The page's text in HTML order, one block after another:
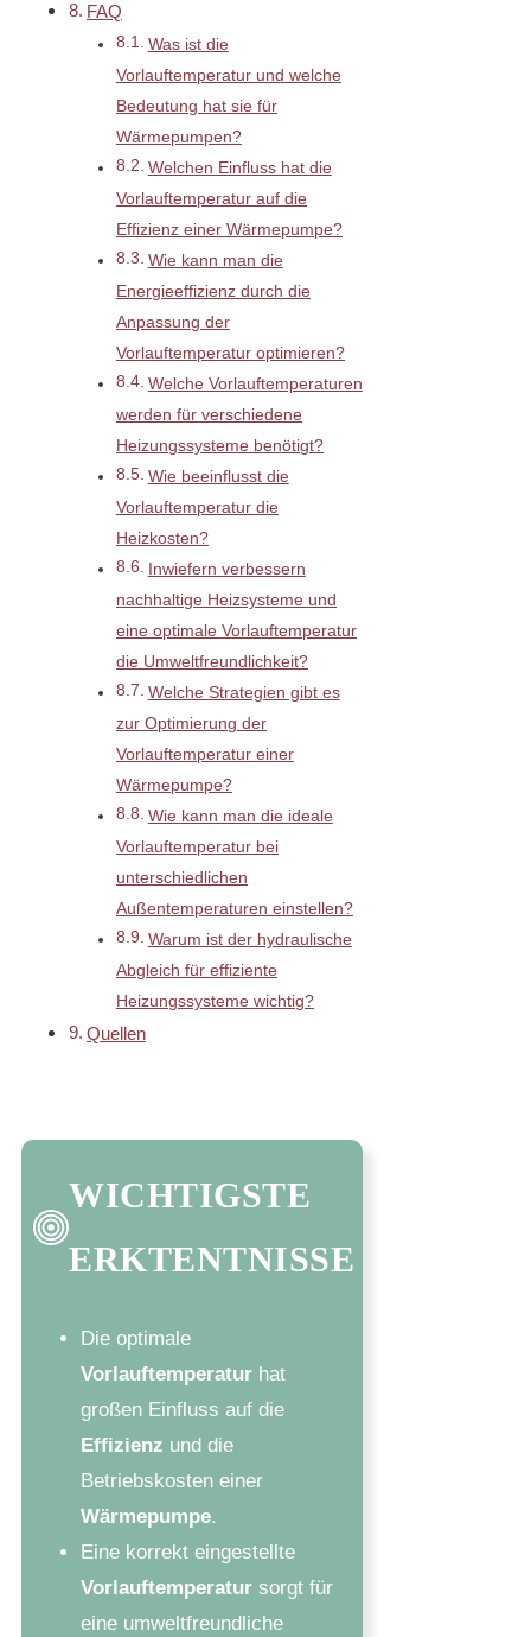
FAQ
Was ist die
Vorlauftemperatur und welche
Bedeutung hat sie für
Wärmepumpen?
Welchen Einfluss hat die
Vorlauftemperatur auf die
Effizienz einer Wärmepumpe?
Wie kann man die
Energieeffizienz durch die
Anpassung der
Vorlauftemperatur optimieren?
Welche Vorlauftemperaturen
werden für verschiedene
Heizungssysteme benötigt?
Wie beeinflusst die
Vorlauftemperatur die
Heizkosten?
Inwiefern verbessern
nachhaltige Heizsysteme und
eine optimale Vorlauftemperatur
die Umweltfreundlichkeit?
Welche Strategien gibt es
zur Optimierung der
Vorlauftemperatur einer
Wärmepumpe?
Wie kann man die ideale
Vorlauftemperatur bei
unterschiedlichen
Außentemperaturen einstellen?
Warum ist der hydraulische
Abgleich für effiziente
Heizungssysteme wichtig?
Quellen
WICHTIGSTE
ERKTENTNISSE
Die optimale
Vorlauftemperatur hat
großen Einfluss auf die
Effizienz und die
Betriebskosten einer
Wärmepumpe.
Eine korrekt eingestellte
Vorlauftemperatur sorgt für
eine umweltfreundliche